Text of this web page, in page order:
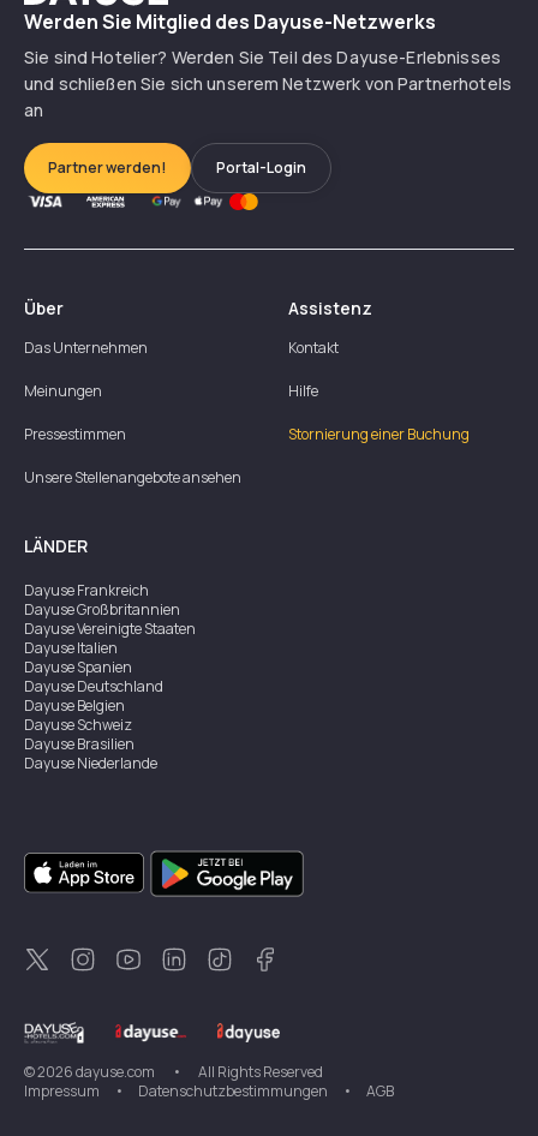
Werden Sie Mitglied des Dayuse-Netzwerks
Sie sind Hotelier? Werden Sie Teil des Dayuse-Erlebnisses
und schließen Sie sich unserem Netzwerk von Partnerhotels
an
Partner werden! Portal-Login
Über
Das Unternehmen
Meinungen
Pressestimmen
Unsere Stellenangebote ansehen
Assistenz
Kontakt
Hilfe
Stornierung einer Buchung
LÄNDER
DayuseFrankreich
DayuseGroßbritannien
DayuseVereinigte Staaten
DayuseItalien
DayuseSpanien
DayuseDeutschland
DayuseBelgien
DayuseSchweiz
DayuseBrasilien
DayuseNiederlande
DayuseSingapur
DayuseZweden
DayuseThailand
DayuseNeuseeland
DayuseTürkei
©2026dayuse.com •
All Rights Reserved
Impressum
• Datenschutzbestimmungen • AGB